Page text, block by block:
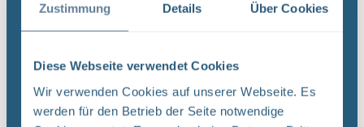
Zustimmung Details Über Cookies
Diese Webseite verwendet Cookies
Wir verwenden Cookies auf unserer Webseite. Es
werden für den Betrieb der Seite notwendige
Neugier, Skepsis, Verständnis und viele Fragen
BGE Endlager Konrad Endlager Morsleben
Unterlagenbehörde und dem Bundesamt für
Strahlenschutz (BfS) hat die Bundesgesellschaft